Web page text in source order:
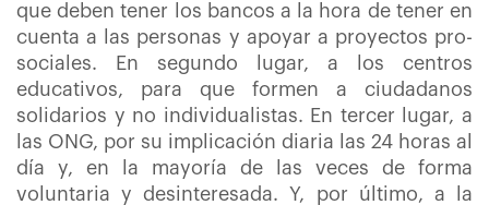
que deben tener los bancos a la hora de tener en
cuenta a las personas y apoyar a proyectos pro-
sociales. En segundo lugar, a los centros
educativos, para que formen a ciudadanos
solidarios y no individualistas. En tercer lugar, a
las ONG, por su implicación diaria las 24 horas al
día y, en la mayoría de las veces de forma
voluntaria y desinteresada. Y, por último, a la